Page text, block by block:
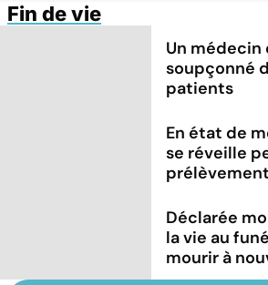
Fin de vie
Un médecin
soupçonné
patients
En état de
se réveille
Déclarée
la vie au
mourir à